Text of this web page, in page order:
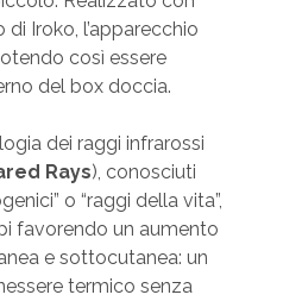
Iroko, l’apparecchio
così essere
del box doccia.
dei raggi infrarossi
Rays), conosciuti
o “raggi della vita”,
favorendo un aumento
e sottocutanea: un
termico senza